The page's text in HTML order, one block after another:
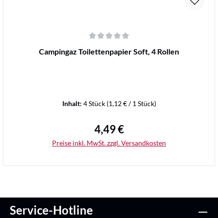
Durchschnittliche Bewertung von 0 von 5 Sternen
Campingaz Toilettenpapier Soft, 4 Rollen
Inhalt: 4 Stück (1,12 € / 1 Stück)
Regulärer Preis:
4,49 €
Preise inkl. MwSt. zzgl. Versandkosten
Service-Hotline